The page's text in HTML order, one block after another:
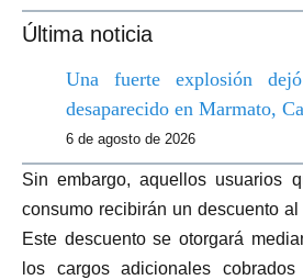
Última noticia
Una fuerte explosión
desaparecido en Marmato,
6 de agosto de 2026
Sin embargo, aquellos usuarios
consumo recibirán un descuento
Este descuento se otorgará
los cargos adicionales